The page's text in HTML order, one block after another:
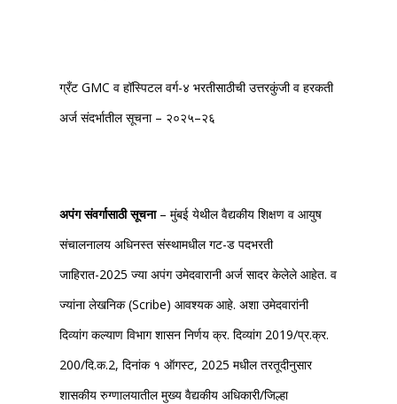
ग्रँट GMC व हॉस्पिटल वर्ग-४ भरतीसाठीची उत्तरकुंजी व हरकती
अर्ज संदर्भातील सूचना – २०२५–२६
अपंग संवर्गासाठी सूचना – मुंबई येथील वैद्यकीय शिक्षण व आयुष
संचालनालय अधिनस्त संस्थामधील गट-ड पदभरती
जाहिरात-2025 ज्या अपंग उमेदवारानी अर्ज सादर केलेले आहेत. व
ज्यांना लेखनिक (Scribe) आवश्यक आहे. अशा उमेदवारांनी
दिव्यांग कल्याण विभाग शासन निर्णय क्र. दिव्यांग 2019/प्र.क्र.
200/दि.क.2, दिनांक १ ऑगस्ट, 2025 मधील तरतूदीनुसार
शासकीय रुग्णालयातील मुख्य वैद्यकीय अधिकारी/जिल्हा